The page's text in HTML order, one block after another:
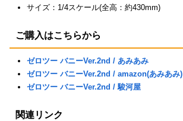
サイズ：1/4スケール(全高：約430mm)
ご購入はこちらから
ゼロツー バニーVer.2nd / あみあみ
ゼロツー バニーVer.2nd / amazon(あみあみ)
ゼロツー バニーVer.2nd / 駿河屋
関連リンク